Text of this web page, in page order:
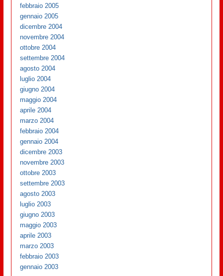
febbraio 2005
gennaio 2005
dicembre 2004
novembre 2004
ottobre 2004
settembre 2004
agosto 2004
luglio 2004
giugno 2004
maggio 2004
aprile 2004
marzo 2004
febbraio 2004
gennaio 2004
dicembre 2003
novembre 2003
ottobre 2003
settembre 2003
agosto 2003
luglio 2003
giugno 2003
maggio 2003
aprile 2003
marzo 2003
febbraio 2003
gennaio 2003